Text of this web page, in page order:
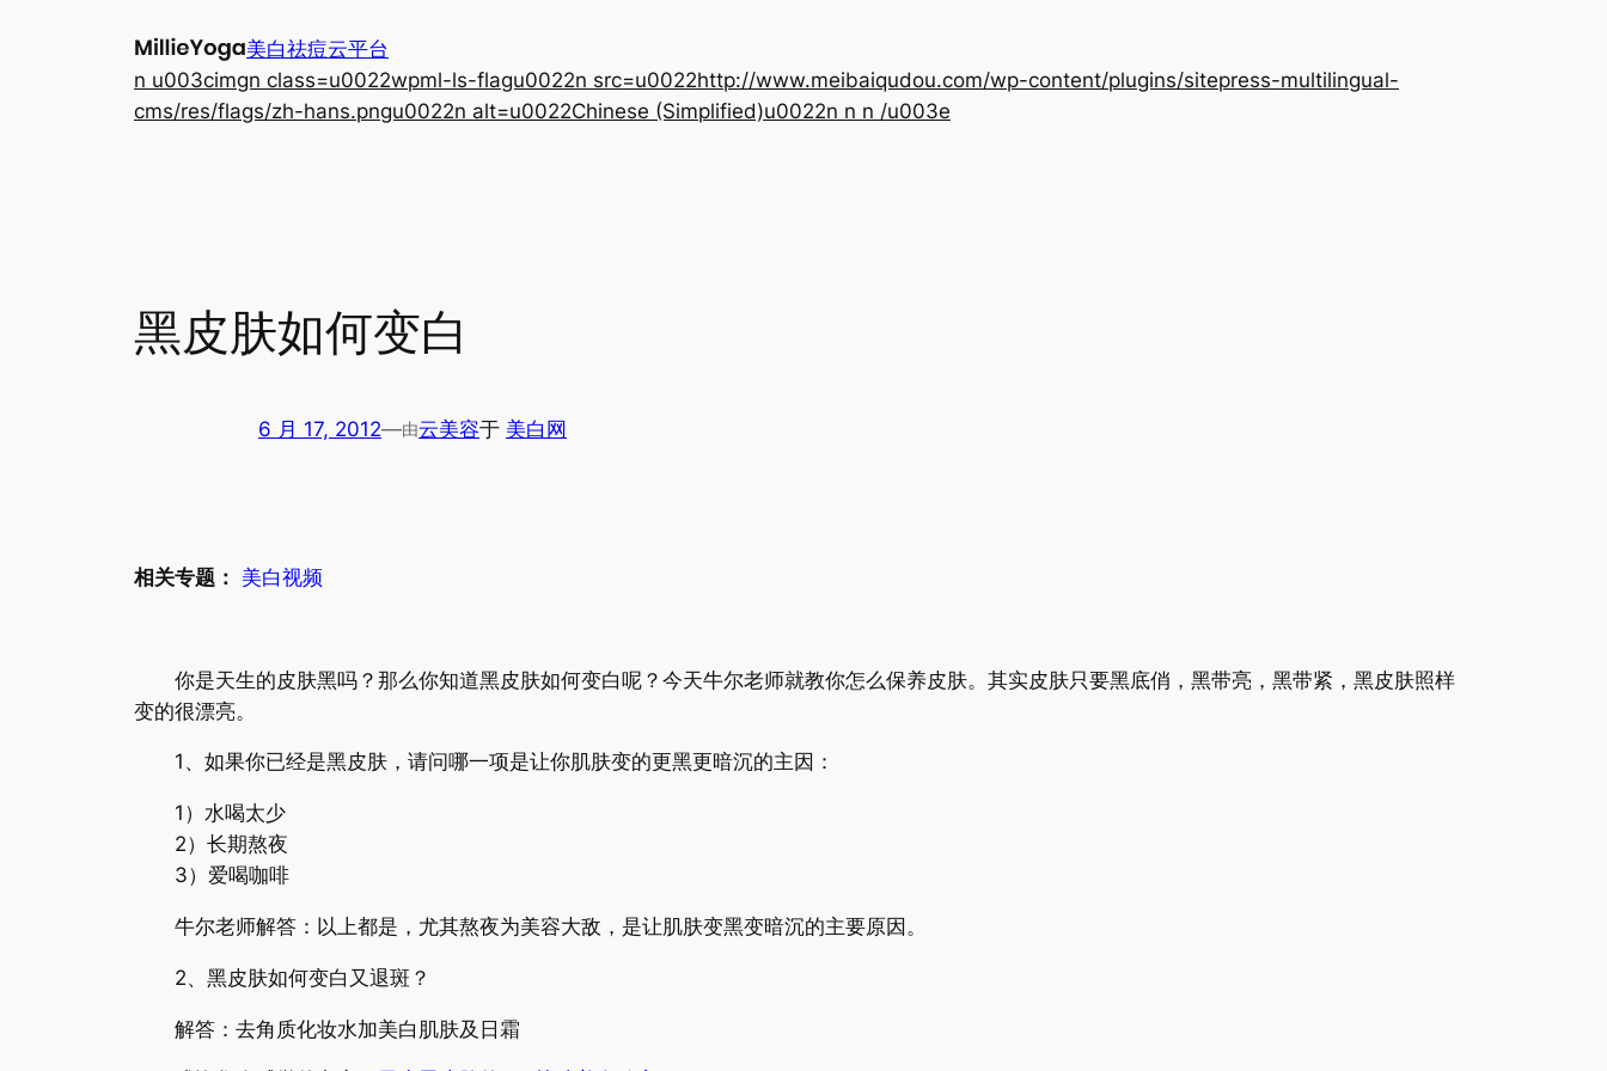
美白祛痘云平台
n u003cimgn class=u0022wpml-ls-flagu0022n src=u0022http://www.meibaiqudou.com/wp-content/plugins/sitepress-multilingual-
cms/res/flags/zh-hans.pngu0022n alt=u0022Chinese (Simplified)u0022n n n /u003e
黑皮肤如何变白
6 月 17, 2012—由云美容于 美白网
相关专题： 美白视频
你是天生的皮肤黑吗？那么你知道黑皮肤如何变白呢？今天牛尔老师就教你怎么保养皮肤。其实皮肤只要黑底俏，黑带亮，黑带紧，黑皮肤照样
变的很漂亮。
1、如果你已经是黑皮肤，请问哪一项是让你肌肤变的更黑更暗沉的主因：
1）水喝太少
2）长期熬夜
3）爱喝咖啡
牛尔老师解答：以上都是，尤其熬夜为美容大敌，是让肌肤变黑变暗沉的主要原因。
2、黑皮肤如何变白又退斑？
解答：去角质化妆水加美白肌肤及日霜